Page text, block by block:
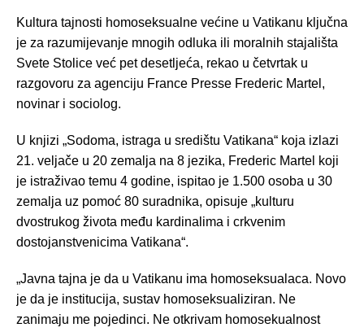
Kultura tajnosti homoseksualne većine u Vatikanu ključna
je za razumijevanje mnogih odluka ili moralnih stajališta
Svete Stolice već pet desetljeća, rekao u četvrtak u
razgovoru za agenciju France Presse Frederic Martel,
novinar i sociolog.
U knjizi „Sodoma, istraga u središtu Vatikana“ koja izlazi
21. veljače u 20 zemalja na 8 jezika, Frederic Martel koji
je istraživao temu 4 godine, ispitao je 1.500 osoba u 30
zemalja uz pomoć 80 suradnika, opisuje „kulturu
dvostrukog života među kardinalima i crkvenim
dostojanstvenicima Vatikana“.
„Javna tajna je da u Vatikanu ima homoseksualaca. Novo
je da je institucija, sustav homoseksualiziran. Ne
zanimaju me pojedinci. Ne otkrivam homosekualnost